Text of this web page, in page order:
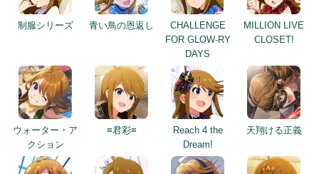
制服シリーズ 青い鳥の恩返し
CHALLENGE
FOR GLOW-RY
DAYS
MILLION LIVE
CLOSET!
ウォーター・ア
クション
≡君彩≡
Reach 4 the
Dream!
天翔ける正義